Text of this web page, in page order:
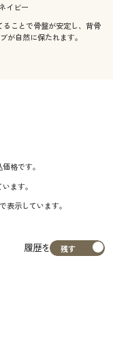
イビー
ることで骨盤が安定し、背骨
が自然に保たれます。
格です。
ます。
示しています。
履歴を